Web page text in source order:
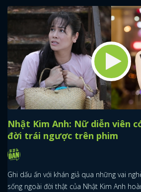
Nhật Kim Anh: Nữ diễn viên
đời trái ngược trên phim
Ghi dấu ấn với khán giả qua những vai
sống ngoài đời thật của Nhật Kim Anh